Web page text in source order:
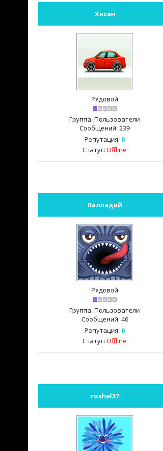
Хисан
Рядовой
Группа: Пользователи
Сообщений: 239
Репутация: 0
Статус: Offline
Палладий
Рядовой
Группа: Пользователи
Сообщений: 46
Репутация: 0
Статус: Offline
roshel37